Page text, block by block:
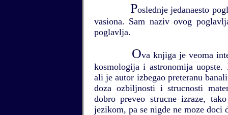
Poslednje jedanaesto
vasiona. Sam naziv ovog
poglavlja.
Ova knjiga je veoma
kosmologija i astronomija
ali je autor izbegao preteranu
doza ozbiljnosti i strucnosti
dobro preveo strucne izraze,
jezikom, pa se nigde ne moze doci